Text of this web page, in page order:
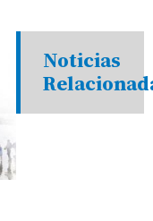
Noticias